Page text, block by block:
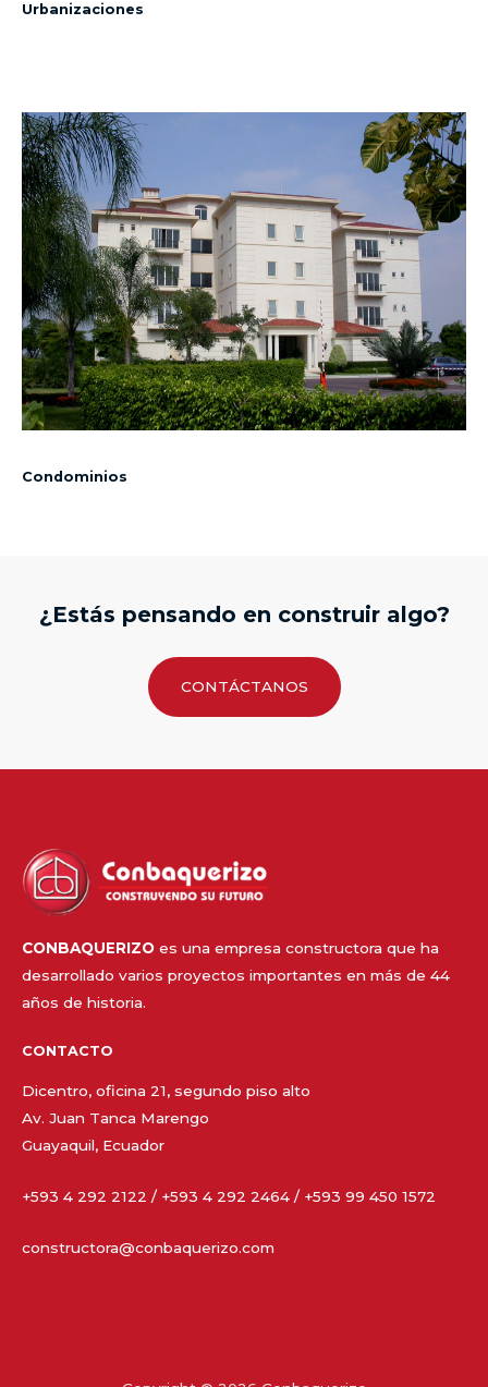
Urbanizaciones
Condominios
¿Estás pensando en construir algo?
CONTÁCTANOS
CONBAQUERIZO es una empresa constructora que ha
desarrollado varios proyectos importantes en más de 44
años de historia.
CONTACTO
Dicentro, oficina 21, segundo piso alto
Av. Juan Tanca Marengo
Guayaquil, Ecuador
+593 4 292 2122 / +593 4 292 2464 / +593 99 450 1572
constructora@conbaquerizo.com